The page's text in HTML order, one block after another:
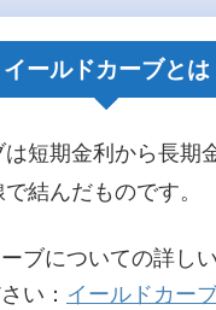
イールドカーブとは
は短期金利から長期
結んだものです。
ブについての詳し
い： イールドカー